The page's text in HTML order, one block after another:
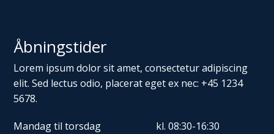
Åbningstider
Lorem ipsum dolor sit amet, consectetur adipiscing
elit. Sed lectus odio, placerat eget ex nec: +45 1234
5678.
Mandag til torsdag
kl. 08:30-16:30